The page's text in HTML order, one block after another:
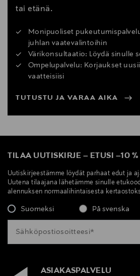
tai etänä.
Monipuoliset
juhlan vaatevalintoihin
Värikonsultaatio: Löydä sinulle
Ompelupalvelu: Korjaukset
vaatteisiisi
TUTUSTU JA VARAA AIKA
TILAA UUTISKIRJE – ETUSI –10 %
Uutiskirjeestämme löydät parhaat edut ja
Uutena tilaajana lähetämme sinulle
alennuksen normaalihintaisesta
Suomeksi På svenska
ASIAKASPALVELU